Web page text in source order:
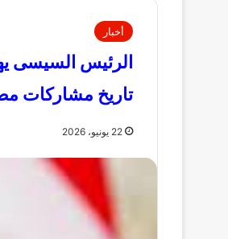
أخبار
الرئيس السيسى
تاريخ مشاركات
22 يونيو، 2026